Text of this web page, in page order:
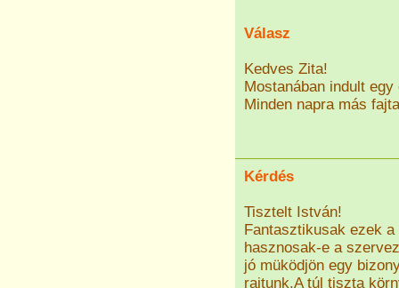
Válasz
Kedves Zita!
Mostanában indult
Minden napra más
Kérdés
Tisztelt István!
Fantasztikusak ezek
hasznosak-e a
jó müködjön egy
rajtunk.A túl tiszta